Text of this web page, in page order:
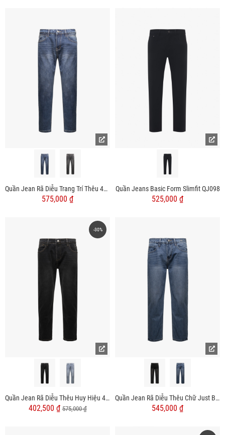
Quần Jean Rã Diễu Trang Trí Thêu 4M Form Regular QJ121
575,000 ₫
Quần Jeans Basic Form Slimfit QJ098
525,000 ₫
-30%
Quần Jean Rã Diễu Thêu Huy Hiệu 4MEN Form Regular QJ120
402,500 ₫575,000 ₫
Quần Jean Rã Diễu Thêu Chữ Just Breath Form Straight QJ119
545,000 ₫